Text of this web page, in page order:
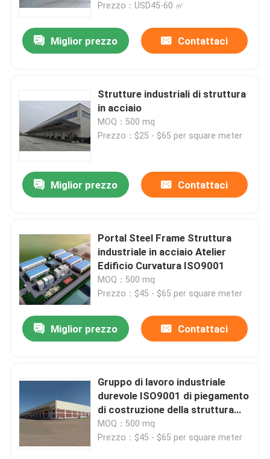
Prezzo：USD45-60 ㎡
Miglior prezzo Contattaci
Strutture industriali di struttura
in acciaio
MOQ：500 mq
Prezzo：$25 - $65 per square meter
Miglior prezzo Contattaci
Portal Steel Frame Struttura
industriale in acciaio Atelier
Edificio Curvatura ISO9001
MOQ：500 mq
Prezzo：$45 - $65 per square meter
Miglior prezzo Contattaci
Gruppo di lavoro industriale
durevole ISO9001 di piegamento
di costruzione della struttura
d'acciaio
MOQ：500 mq
Prezzo：$45 - $65 per square meter